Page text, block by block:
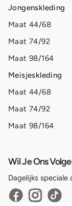
Jongenskleding
Maat 44/68
Maat 74/92
Maat 98/164
Meisjeskleding
Maat 44/68
Maat 74/92
Maat 98/164
Wil Je Ons
Dagelijks speciale